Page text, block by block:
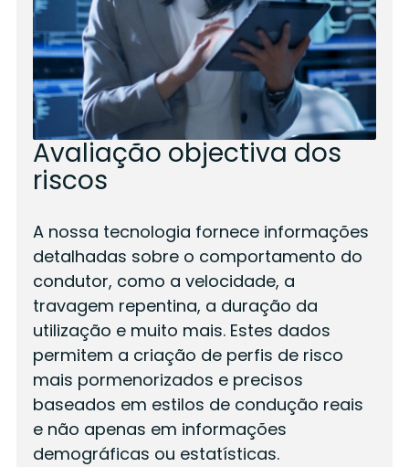
Avaliação objectiva dos
riscos
A nossa tecnologia fornece informações
detalhadas sobre o comportamento do
condutor, como a velocidade, a
travagem repentina, a duração da
utilização e muito mais. Estes dados
permitem a criação de perfis de risco
mais pormenorizados e precisos
baseados em estilos de condução reais
e não apenas em informações
demográficas ou estatísticas.